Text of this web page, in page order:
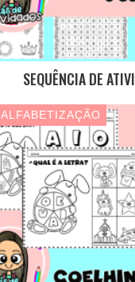
SEQUÊNCIA DE
ALFABETIZAÇÃO